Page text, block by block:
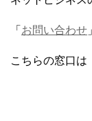
「 お問い合わせ
こちらの窓口は